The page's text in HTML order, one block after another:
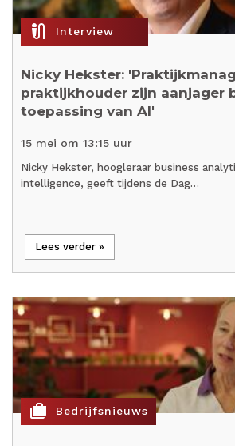
mic_external_on Interview
Nicky Hekster:
praktijkhouder zijn aanjager
toepassing van AI'
15 mei om 13:15 uur
Nicky Hekster, hoogleraar business
intelligence, geeft tijdens de Dag…
Lees verder »
cases Bedrijfsnieuws